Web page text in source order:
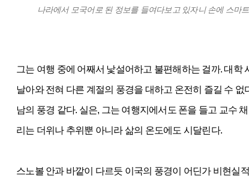
나라에서 모국어로 된 정보를 들여다보고 있자니 손에 스마
그는 여행 중에 어째서 낯설어하고 불편해하는 걸까. 대
날아와 전혀 다른 계절의 풍경을 대하고 온전히 즐길 수 없
남의 풍경 같다. 실은, 그는 여행지에서도 폰을 들고 교수
리는 더위나 추위뿐 아니라 삶의 온도에도 시달린다.
스노볼 안과 바깥이 다르듯 이국의 풍경이 어딘가 비현실